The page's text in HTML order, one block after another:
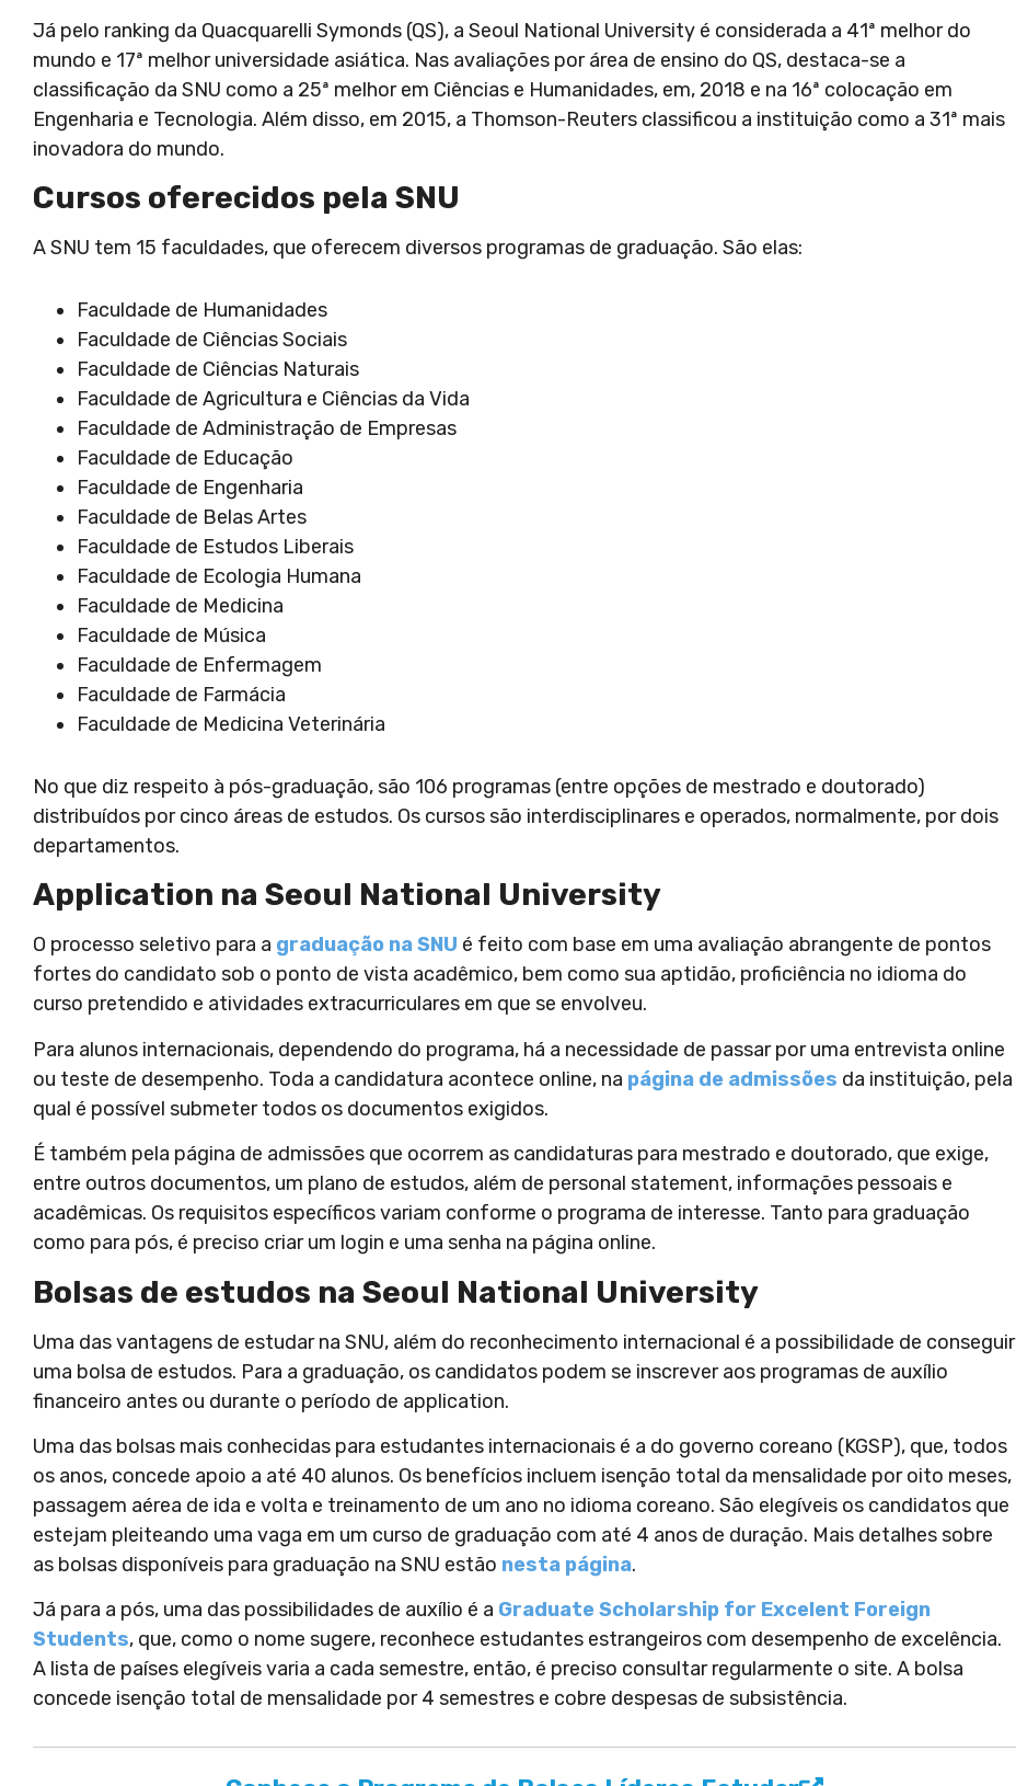
Já pelo ranking da Quacquarelli Symonds (QS), a Seoul National University é considerada a 41ª melhor do
mundo e 17ª melhor universidade asiática. Nas avaliações por área de ensino do QS, destaca-se a
classificação da SNU como a 25ª melhor em Ciências e Humanidades, em, 2018 e na 16ª colocação em
Engenharia e Tecnologia. Além disso, em 2015, a Thomson-Reuters classificou a instituição como a 31ª mais
inovadora do mundo.
Cursos oferecidos pela SNU
A SNU tem 15 faculdades, que oferecem diversos programas de graduação. São elas:
Faculdade de Humanidades
Faculdade de Ciências Sociais
Faculdade de Ciências Naturais
Faculdade de Agricultura e Ciências da Vida
Faculdade de Administração de Empresas
Faculdade de Educação
Faculdade de Engenharia
Faculdade de Belas Artes
Faculdade de Estudos Liberais
Faculdade de Ecologia Humana
Faculdade de Medicina
Faculdade de Música
Faculdade de Enfermagem
Faculdade de Farmácia
Faculdade de Medicina Veterinária
No que diz respeito à pós-graduação, são 106 programas (entre opções de mestrado e doutorado)
distribuídos por cinco áreas de estudos. Os cursos são interdisciplinares e operados, normalmente, por dois
departamentos.
Application na Seoul National University
O processo seletivo para a graduação na SNU é feito com base em uma avaliação abrangente de pontos
fortes do candidato sob o ponto de vista acadêmico, bem como sua aptidão, proficiência no idioma do
curso pretendido e atividades extracurriculares em que se envolveu.
Para alunos internacionais, dependendo do programa, há a necessidade de passar por uma entrevista online
ou teste de desempenho. Toda a candidatura acontece online, na página de admissões da instituição, pela
qual é possível submeter todos os documentos exigidos.
É também pela página de admissões que ocorrem as candidaturas para mestrado e doutorado, que exige,
entre outros documentos, um plano de estudos, além de personal statement, informações pessoais e
acadêmicas. Os requisitos específicos variam conforme o programa de interesse. Tanto para graduação
como para pós, é preciso criar um login e uma senha na página online.
Bolsas de estudos na Seoul National University
Uma das vantagens de estudar na SNU, além do reconhecimento internacional é a possibilidade de conseguir
uma bolsa de estudos. Para a graduação, os candidatos podem se inscrever aos programas de auxílio
financeiro antes ou durante o período de application.
Uma das bolsas mais conhecidas para estudantes internacionais é a do governo coreano (KGSP), que, todos
os anos, concede apoio a até 40 alunos. Os benefícios incluem isenção total da mensalidade por oito meses,
passagem aérea de ida e volta e treinamento de um ano no idioma coreano. São elegíveis os candidatos que
estejam pleiteando uma vaga em um curso de graduação com até 4 anos de duração. Mais detalhes sobre
as bolsas disponíveis para graduação na SNU estão nesta página.
Já para a pós, uma das possibilidades de auxílio é a Graduate Scholarship for Excelent Foreign
Students, que, como o nome sugere, reconhece estudantes estrangeiros com desempenho de excelência.
A lista de países elegíveis varia a cada semestre, então, é preciso consultar regularmente o site. A bolsa
concede isenção total de mensalidade por 4 semestres e cobre despesas de subsistência.